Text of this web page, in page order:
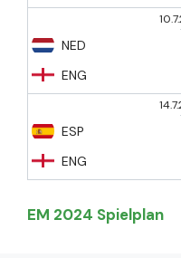
NED
ENG
ESP
ENG
EM 2024 Spielplan